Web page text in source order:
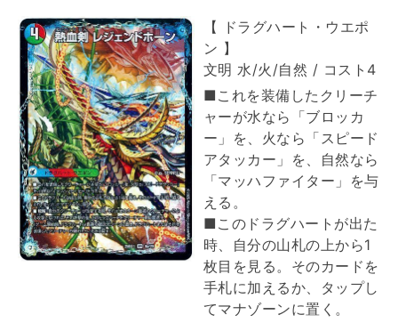
【 ドラグハート・ウエポ
ン 】
文明 水/火/自然 / コスト4
■これを装備したクリーチ
ャーが水なら「ブロッカ
ー」を、火なら「スピード
アタッカー」を、自然なら
「マッハファイター」を与
える。
■このドラグハートが出た
時、自分の山札の上から1
枚目を見る。そのカードを
手札に加えるか、タップし
てマナゾーンに置く。